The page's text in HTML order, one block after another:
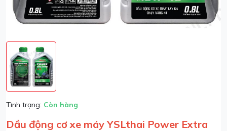
Tình trạng: Còn hàng
Dầu động cơ xe máy YSLthai Power Extra